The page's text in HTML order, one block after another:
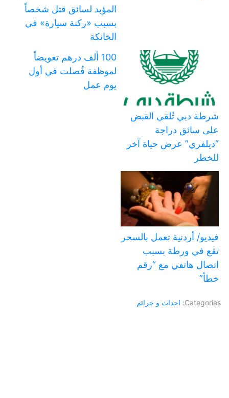
المؤبد لسائق قتل شخصاً
بسبب «ركنة سيارة» في
الخانكة
شرطة دبي تُلقي القبض
على سائق دراجة
“ديلفري” عرض حياة آخر
للخطر
100 ألف درهم تعويضاً
لموظفة فُصلت في أول
يوم عمل
فيديو/ أردنية تعمل بالسحر
تقع في ورطة بسبب
اتصال هاتفي مع “رقم
خطأ”
Categories: احداث و جرائم